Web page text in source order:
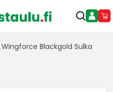
Blackgold Sulka